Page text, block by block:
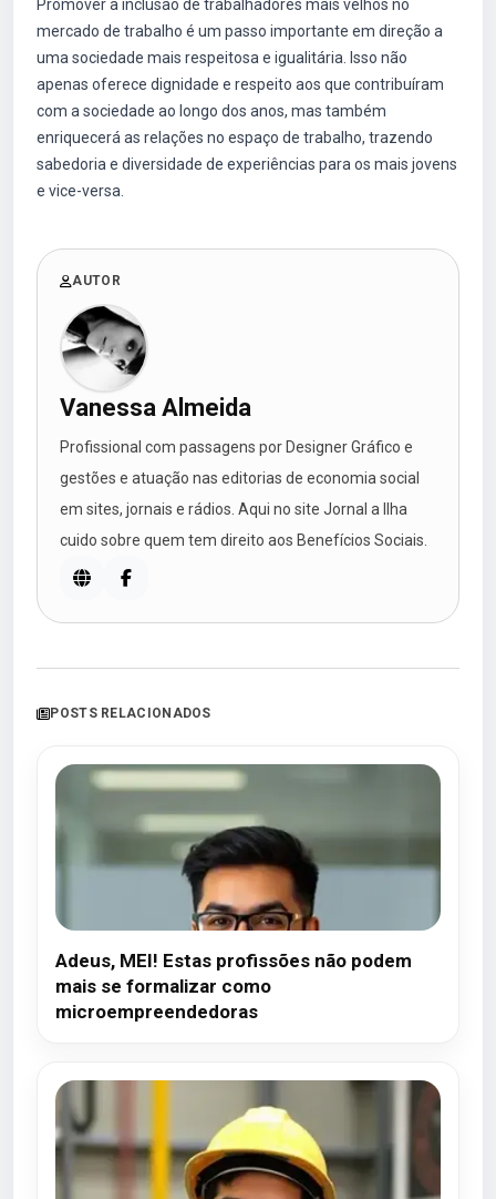
Promover a inclusão de trabalhadores mais velhos no
mercado de trabalho é um passo importante em direção a
uma sociedade mais respeitosa e igualitária. Isso não
apenas oferece dignidade e respeito aos que contribuíram
com a sociedade ao longo dos anos, mas também
enriquecerá as relações no espaço de trabalho, trazendo
sabedoria e diversidade de experiências para os mais jovens
e vice-versa.
AUTOR
Vanessa Almeida
Profissional com passagens por Designer Gráfico e
gestões e atuação nas editorias de economia social
em sites, jornais e rádios. Aqui no site Jornal a Ilha
cuido sobre quem tem direito aos Benefícios Sociais.
POSTS RELACIONADOS
Adeus, MEI! Estas profissões não podem
mais se formalizar como
microempreendedoras